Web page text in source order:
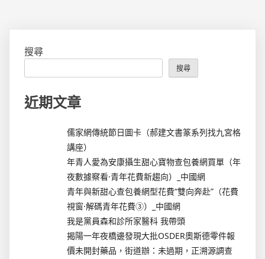
搜尋
搜尋
近期文章
儒家網傳統節日圖卡（郝建文書篆系列找九宮格
講座）
年青人愛為安康攝生甜心寶物查包養網買單（年
夜數據察看·青年花費新趨向）_中國網
青年與新甜心查包養網型花費“雙向奔赴”（花費
視窗·解碼青年花費③）_中國網
我是黨員森和診所家醫科 我帶頭
揭陽一年夜橋邊發現大批OSDER奧斯德零件報
價未開封藥品，街道辦：未過期，正溯源調查